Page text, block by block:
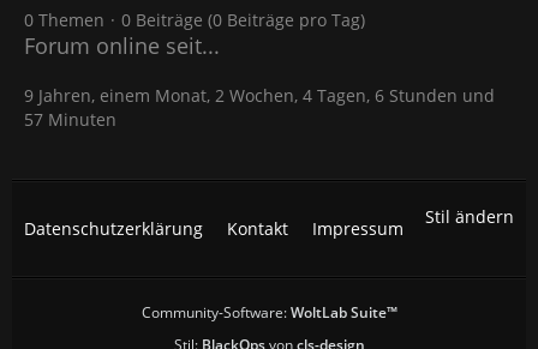
0 Themen 0 Beiträge (0 Beiträge pro Tag)
Forum online seit...
9 Jahren, einem Monat, 2 Wochen, 4 Tagen, 6 Stunden und
57 Minuten
Stil ändern
Datenschutzerklärung Kontakt Impressum
Community-Software:WoltLab Suite™
Stil: BlackOpsvoncls-design